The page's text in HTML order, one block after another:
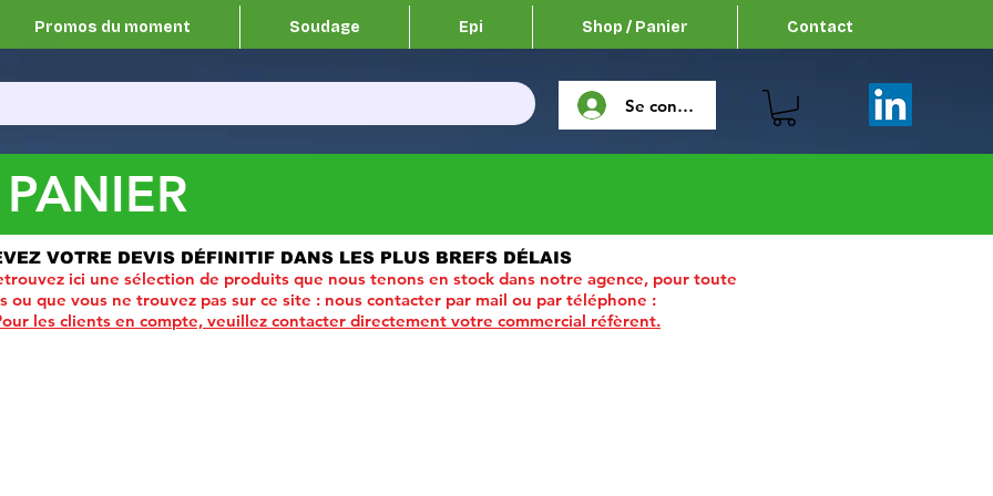
Promos du moment Soudage Epi Shop / Panier Contact
Se connecter
VOTRE DEVIS DÉFINITIF DANS LES PLUS BREFS DÉLAIS
ici une sélection de produits que nous tenons en stock dans notre agence, pour toute
que vous ne trouvez pas sur ce site : nous contacter par mail ou par téléphone :
les clients en compte, veuillez contacter directement votre commercial réfèrent.